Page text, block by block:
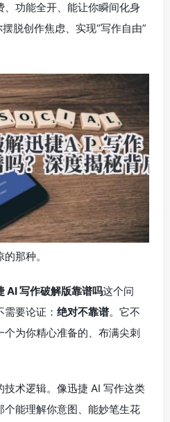
功能全开、能让你瞬间化身
脱创作焦虑、实现“写作自由”
那种。
AI 写作破解版靠谱吗这个问
要论证： 绝对不靠谱。它不
为你精心准备的、布满尖刺
术逻辑。像迅捷 AI 写作这类
能理解你意图、能妙笔生花